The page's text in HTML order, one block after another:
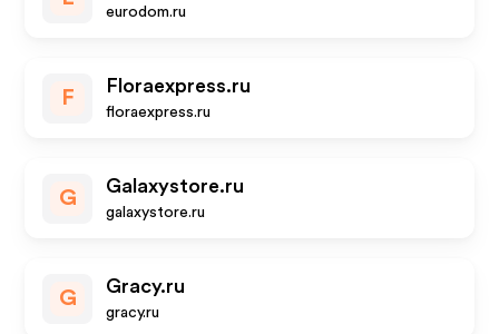
eurodom.ru
F
Floraexpress.ru
floraexpress.ru
G
Galaxystore.ru
galaxystore.ru
G
Gracy.ru
gracy.ru